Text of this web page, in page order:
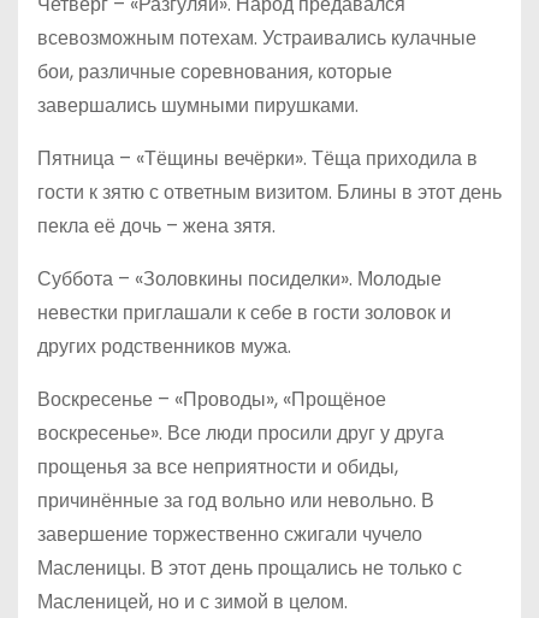
всевозможным потехам. Устраивались кулачные
бои, различные соревнования, которые
завершались шумными пирушками.
Пятница – «Тёщины вечёрки». Тёща приходила в
гости к зятю с ответным визитом. Блины в этот день
пекла её дочь – жена зятя.
Суббота – «Золовкины посиделки». Молодые
невестки приглашали к себе в гости золовок и
других родственников мужа.
Воскресенье – «Проводы», «Прощёное
воскресенье». Все люди просили друг у друга
прощенья за все неприятности и обиды,
причинённые за год вольно или невольно. В
завершение торжественно сжигали чучело
Масленицы. В этот день прощались не только с
Масленицей, но и с зимой в целом.